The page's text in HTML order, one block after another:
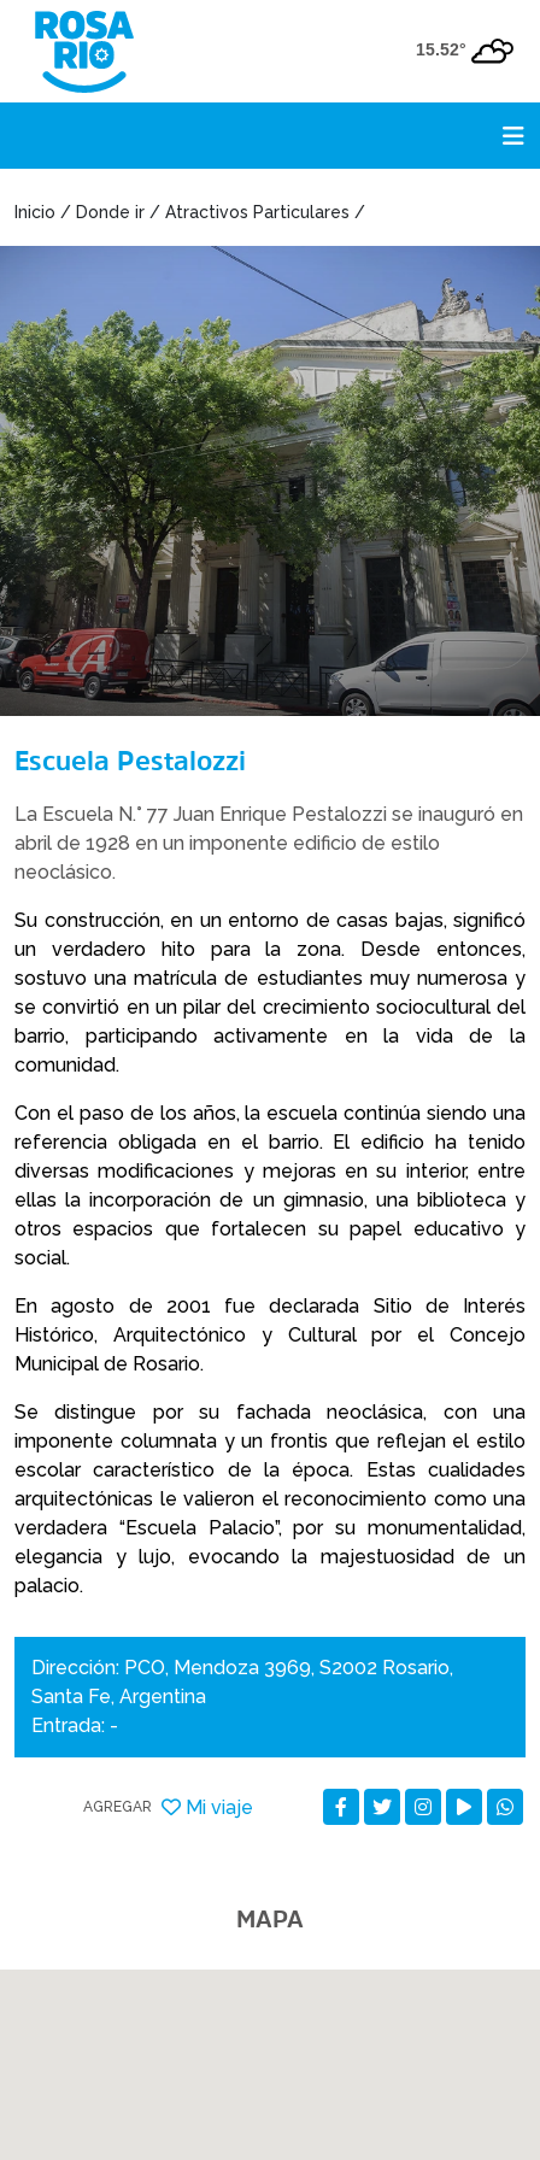
15.52°
Inicio / Donde ir / Atractivos Particulares /
Escuela Pestalozzi
La Escuela N.° 77 Juan Enrique Pestalozzi se inauguró en
abril de 1928 en un imponente edificio de estilo
neoclásico.
Su construcción, en un entorno de casas bajas, significó
un verdadero hito para la zona. Desde entonces,
sostuvo una matrícula de estudiantes muy numerosa y
se convirtió en un pilar del crecimiento sociocultural del
barrio, participando activamente en la vida de la
comunidad.
Con el paso de los años, la escuela continúa siendo una
referencia obligada en el barrio. El edificio ha tenido
diversas modificaciones y mejoras en su interior, entre
ellas la incorporación de un gimnasio, una biblioteca y
otros espacios que fortalecen su papel educativo y
social.
En agosto de 2001 fue declarada Sitio de Interés
Histórico, Arquitectónico y Cultural por el Concejo
Municipal de Rosario.
Se distingue por su fachada neoclásica, con una
imponente columnata y un frontis que reflejan el estilo
escolar característico de la época. Estas cualidades
arquitectónicas le valieron el reconocimiento como una
verdadera “Escuela Palacio”, por su monumentalidad,
elegancia y lujo, evocando la majestuosidad de un
palacio.
Dirección: PCO, Mendoza 3969, S2002 Rosario,
Santa Fe, Argentina
Entrada: -
AGREGAR Mi viaje
MAPA